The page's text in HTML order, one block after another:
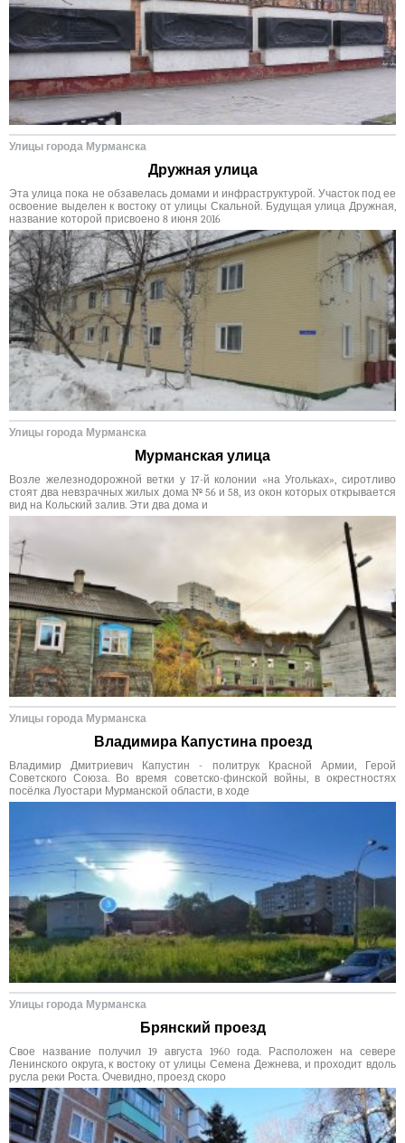
Улицы города Мурманска
Дружная улица
Эта улица пока не обзавелась домами и инфраструктурой. Участок под ее
освоение выделен к востоку от улицы Скальной. Будущая улица Дружная,
название которой присвоено 8 июня 2016
Улицы города Мурманска
Мурманская улица
Возле железнодорожной ветки у 17-й колонии «на Угольках», сиротливо
стоят два невзрачных жилых дома № 56 и 58, из окон которых открывается
вид на Кольский залив. Эти два дома и
Улицы города Мурманска
Владимира Капустина проезд
Владимир Дмитриевич Капустин - политрук Красной Армии, Герой
Советского Союза. Во время советско-финской войны, в окрестностях
посёлка Луостари Мурманской области, в ходе
Улицы города Мурманска
Брянский проезд
Свое название получил 19 августа 1960 года. Расположен на севере
Ленинского округа, к востоку от улицы Семена Дежнева, и проходит вдоль
русла реки Роста. Очевидно, проезд скоро